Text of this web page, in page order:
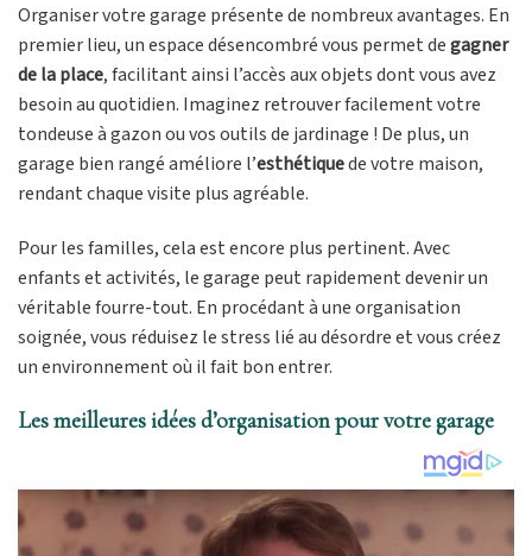
Organiser votre garage présente de nombreux avantages. En
premier lieu, un espace désencombré vous permet degagner
de la place, facilitant ainsi l’accès aux objets dont vous avez
besoin au quotidien. Imaginez retrouver facilement votre
tondeuse à gazon ou vos outils de jardinage ! De plus, un
garage bien rangé améliore l’esthétiquede votre maison,
rendant chaque visite plus agréable.
Pour les familles, cela est encore plus pertinent. Avec
enfants et activités, le garage peut rapidement devenir un
véritable fourre-tout. En procédant à une organisation
soignée, vous réduisez le stress lié au désordre et vous créez
un environnement où il fait bon entrer.
Les meilleures idées d’organisation pour votre garage